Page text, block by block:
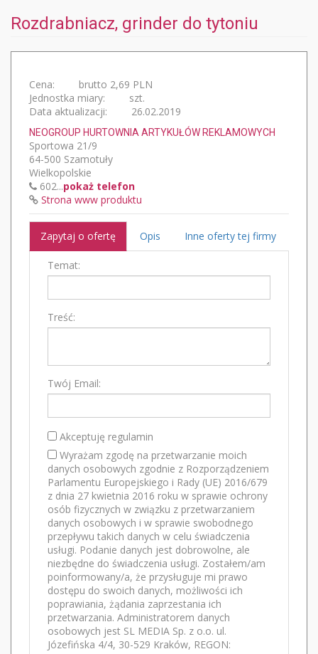
Rozdrabniacz, grinder do tytoniu
Cena:
brutto 2,69 PLN
Jednostka miary:
szt.
Data aktualizacji:
26.02.2019
NEOGROUP HURTOWNIA ARTYKUŁÓW REKLAMOWYCH
Sportowa 21/9
64-500 Szamotuły
Wielkopolskie
602...pokaż telefon
Strona www produktu
Zapytaj o ofertę Opis Inne oferty tej firmy
Temat:
Treść:
Twój Email:
Akceptuję regulamin
Wyrażam zgodę na przetwarzanie moich
danych osobowych zgodnie z Rozporządzeniem
Parlamentu Europejskiego i Rady (UE) 2016/679
z dnia 27 kwietnia 2016 roku w sprawie ochrony
osób fizycznych w związku z przetwarzaniem
danych osobowych i w sprawie swobodnego
przepływu takich danych w celu świadczenia
usługi. Podanie danych jest dobrowolne, ale
niezbędne do świadczenia usługi. Zostałem/am
poinformowany/a, że przysługuje mi prawo
dostępu do swoich danych, możliwości ich
poprawiania, żądania zaprzestania ich
przetwarzania. Administratorem danych
osobowych jest SL MEDIA Sp. z o.o. ul.
Józefińska 4/4, 30-529 Kraków, REGON: